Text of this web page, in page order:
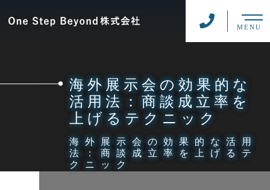
MENU
海外展示会の効果的な
活用法：商談成立率を
上げるテクニック
海外展示会の効果的な活用
法：商談成立率を上げるテ
クニック